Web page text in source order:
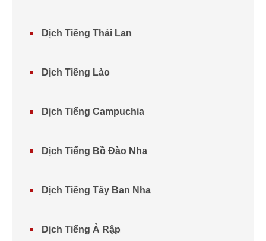
Dịch Tiếng Thái Lan
Dịch Tiếng Lào
Dịch Tiếng Campuchia
Dịch Tiếng Bồ Đào Nha
Dịch Tiếng Tây Ban Nha
Dịch Tiếng Ả Rập